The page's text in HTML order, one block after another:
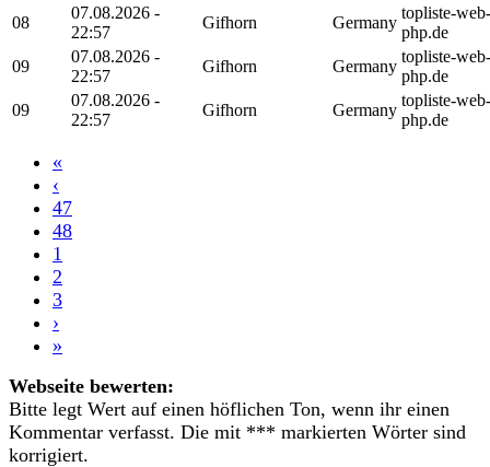
08
07.08.2026 -
22:57
Gifhorn Germany
topliste-web-
php.de
09
07.08.2026 -
22:57
Gifhorn Germany
topliste-web-
php.de
09
07.08.2026 -
22:57
Gifhorn Germany
topliste-web-
php.de
«
‹
47
48
1
2
3
›
»
Webseite bewerten:
Bitte legt Wert auf einen höflichen Ton, wenn ihr einen
Kommentar verfasst. Die mit *** markierten Wörter sind
korrigiert.